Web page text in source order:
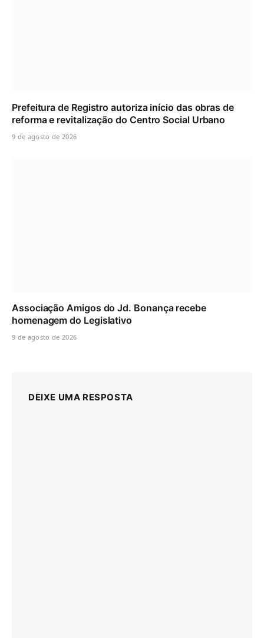
Prefeitura de Registro autoriza início das obras de
reforma e revitalização do Centro Social Urbano
9 de agosto de 2026
Associação Amigos do Jd. Bonança recebe
homenagem do Legislativo
9 de agosto de 2026
DEIXE UMA RESPOSTA